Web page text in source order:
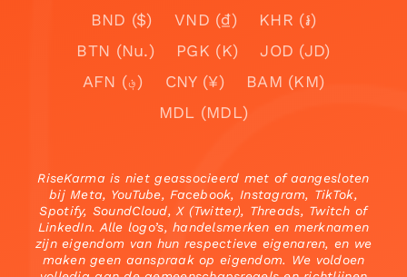
BND ($)
VND (₫)
KHR (៛)
BTN (Nu.)
PGK (K)
JOD (JD)
AFN (؋)
CNY (¥)
BAM (KM)
MDL (MDL)
RiseKarma is niet geassocieerd met of aangesloten
bij Meta, YouTube, Facebook, Instagram, TikTok,
Spotify, SoundCloud, X (Twitter), Threads, Twitch of
LinkedIn. Alle logo’s, handelsmerken en merknamen
zijn eigendom van hun respectieve eigenaren, en we
maken geen aanspraak op eigendom. We voldoen